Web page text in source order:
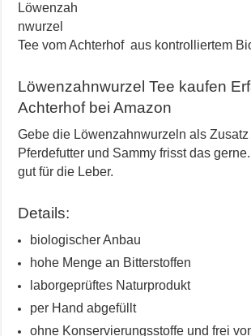
Löwenzah
nwurzel
Tee vom Achterhof aus kontrolliertem
Löwenzahnwurzel Tee kaufen
Achterhof bei Amazon
Gebe die Löwenzahnwurzeln als
Pferdefutter und Sammy frisst das
gut für die Leber.
Details:
biologischer Anbau
hohe Menge an Bitterstoffen
laborgeprüftes Naturprodukt
per Hand abgefüllt
ohne Konservierungsstoffe und frei